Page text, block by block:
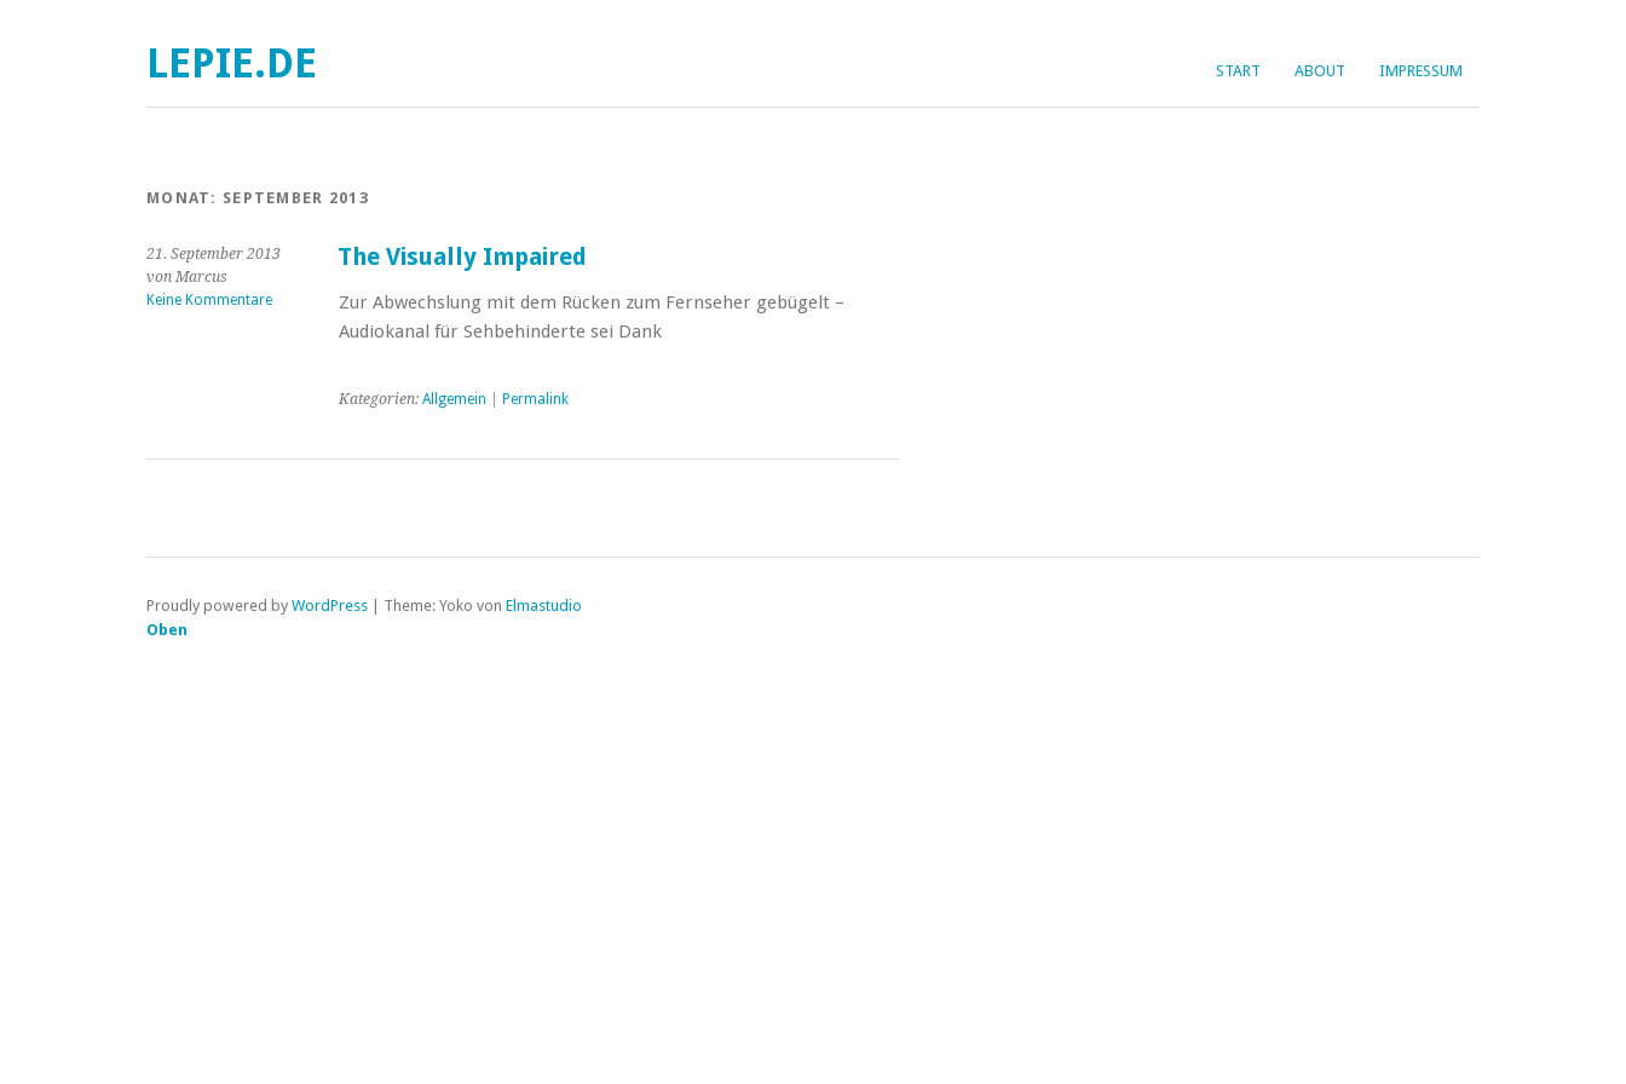
START ABOUT IMPRESSUM
LEPIE.DE
MONAT: SEPTEMBER 2013
21. September 2013
von Marcus
Keine Kommentare
The Visually Impaired
Zur Abwechslung mit dem Rücken zum Fernseher gebügelt –
Audiokanal für Sehbehinderte sei Dank
Kategorien: Allgemein Permalink
Proudly powered by WordPress Theme: Yoko von Elmastudio
Oben